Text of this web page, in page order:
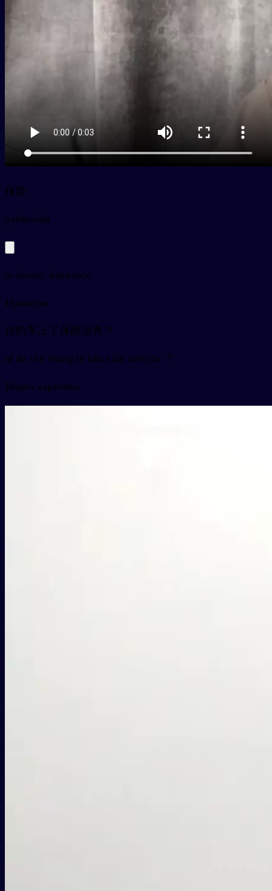
保险
pybǎoxiǎn
to insure; insurance
Примеры
你的车上了保险没有？
nǐ de chē shàng le bǎo xiǎn méiyǒu ？
Видео карточки